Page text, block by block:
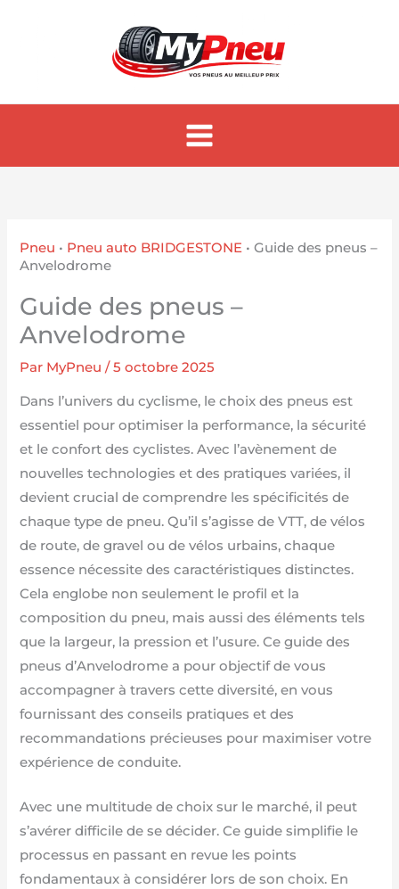
Pneu • Pneu auto BRIDGESTONE •Guide des pneus –
Anvelodrome
Guide des pneus –
Anvelodrome
Par MyPneu/5 octobre 2025
Dans l’univers du cyclisme, le choix des pneus est
essentiel pour optimiser la performance, la sécurité
et le confort des cyclistes. Avec l’avènement de
nouvelles technologies et des pratiques variées, il
devient crucial de comprendre les spécificités de
chaque type de pneu. Qu’il s’agisse de VTT, de vélos
de route, de gravel ou de vélos urbains, chaque
essence nécessite des caractéristiques distinctes.
Cela englobe non seulement le profil et la
composition du pneu, mais aussi des éléments tels
que la largeur, la pression et l’usure. Ce guide des
pneus d’Anvelodrome a pour objectif de vous
accompagner à travers cette diversité, en vous
fournissant des conseils pratiques et des
recommandations précieuses pour maximiser votre
expérience de conduite.
Avec une multitude de choix sur le marché, il peut
s’avérer difficile de se décider. Ce guide simplifie le
processus en passant en revue les points
fondamentaux à considérer lors de son choix. En